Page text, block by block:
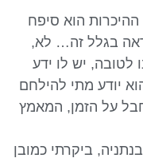
הוא סיפח
בגלל זה… לא,
יש לו ידע
יודע מתי להילחם
על הזמן, המאמץ
אגב, לפני שהגעתי למרפאת DMC בנתניה, ביקרתי כמובן